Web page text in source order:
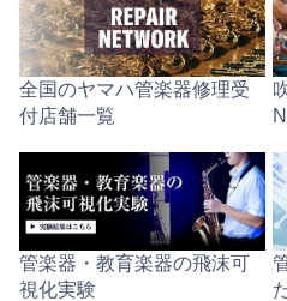
全国のヤマハ管楽器修理受
付店舗一覧
管楽器・教育楽器の飛沫可
視化実験